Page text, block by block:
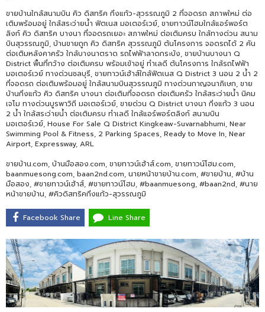
ขายบ้านใกล้สนามบิน คิว ดิสทริค กิ่งแก้ว-สุวรรณภูมิ 2 ที่จอดรถ สภาพใหม่ ต่อ
เติมพร้อมอยู่ ใกล้สระว่ายน้ำ ฟิตเนส มอเตอร์เวย์, ขายทาวน์โฮมใกล้แอร์พอร์ต
ลิงก์ คิว ดิสทริค บางนา ที่จอดรถเยอะ สภาพใหม่ ต่อเติมครบ ใกล้ทางด่วน สนาม
บินสุวรรณภูมิ, บ้านขายถูก คิว ดิสทริค สุวรรณภูมิ ต้นโครงการ จอดรถได้ 2 คัน
ต่อเติมหลังคาครัว ใกล้บางนาตราด รถไฟฟ้าลาดกระบัง, ขายบ้านบางนา Q
District พื้นที่กว้าง ต่อเติมครบ พร้อมเข้าอยู่ ทำเลดี ต้นโครงการ ใกล้รถไฟฟ้า
มอเตอร์เวย์ ทางด่วนชลบุรี, ขายทาวน์เฮ้าส์ใกล้ฟิตเนส Q District 3 นอน 2 น้ำ 2
ที่จอดรถ ต่อเติมพร้อมอยู่ ใกล้สนามบินสุวรรณภูมิ ทางด่วนกาญจนาภิเษก, ขาย
บ้านกิ่งแก้ว คิว ดิสทริค บางนา ต่อเติมที่จอดรถ ต่อเติมครัว ใกล้สระว่ายน้ำ นิคม
เจโม ทางด่วนบูรพาวิถี มอเตอร์เวย์, ขายด่วน Q District บางนา กิ่งแก้ว 3 นอน
2 น้ำ ใกล้สระว่ายน้ำ ต่อเติมครบ ทำเลดี ใกล้แอร์พอร์ตลิงก์ สนามบิน
มอเตอร์เวย์, House For Sale Q District Kingkeaw-Suvarnabhumi, Near
Swimming Pool & Fitness, 2 Parking Spaces, Ready to Move In, Near
Airport, Expressway, ARL
ขายบ้าน.com, บ้านมือสอง.com, ขายทาวน์เฮ้าส์.com, ขายทาวน์โฮม.com,
baanmuesong.com, baan2nd.com, นายหน้าขายบ้าน.com, #ขายบ้าน, #บ้าน
มือสอง, #ขายทาวน์เฮ้าส์, #ขายทาวน์โฮม, #baanmuesong, #baan2nd, #นาย
หน้าขายบ้าน, #คิวดิสทริคกิ่งแก้ว-สุวรรณภูมิ
Facebook Share Line Share